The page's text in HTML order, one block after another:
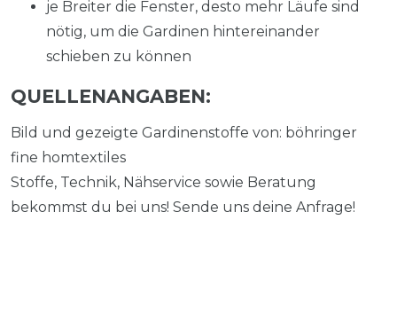
je Breiter die Fenster, desto mehr Läufe sind
nötig, um die Gardinen hintereinander
schieben zu können
QUELLENANGABEN:
Bild und gezeigte Gardinenstoffe von: böhringer
fine homtextiles
Stoffe, Technik, Nähservice sowie Beratung
bekommst du bei uns! Sende uns deine Anfrage!